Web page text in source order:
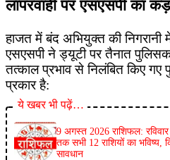
​लापरवाही पर एसएसपी का
​हाजत में बंद अभियुक्त की निगरानी
एसएसपी ने ड्यूटी पर तैनात
तत्काल प्रभाव से निलंबित किए गए
प्रकार है:
ये खबर भी पढ़ें…
9 अगस्त 2026 राशिफल:
तक सभी 12 राशियों का भविष्य,
सावधान